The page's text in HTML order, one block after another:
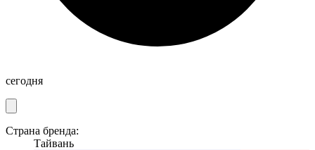
сегодня
Страна бренда:
Тайвань